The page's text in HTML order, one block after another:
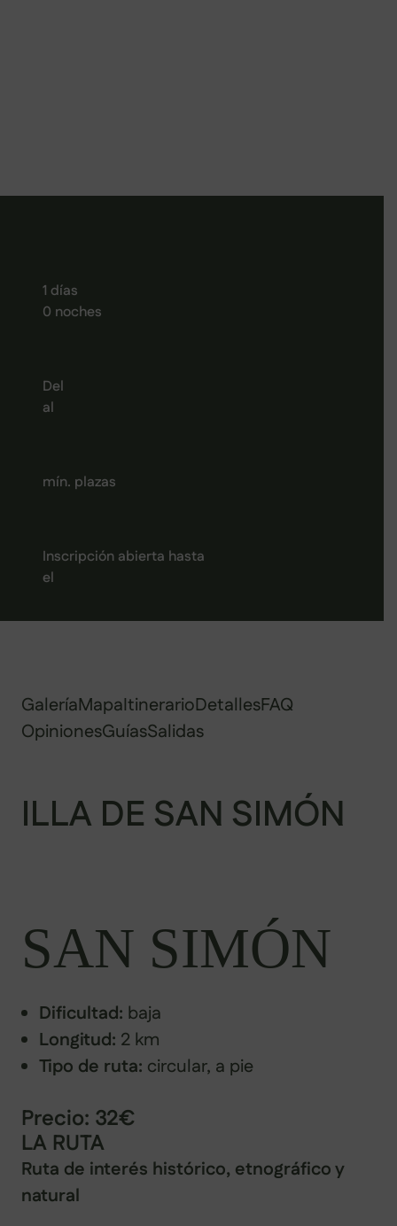
1 días
0 noches
Del
al
mín. plazas
Inscripción abierta hasta
el
GaleríaMapaItinerarioDetallesFAQ
OpinionesGuíasSalidas
ILLA DE SAN SIMÓN
SAN SIMÓN
Dificultad: baja
Longitud: 2 km
Tipo de ruta: circular, a pie
Precio: 32€
LA RUTA
Ruta de interés histórico, etnográfico y
natural